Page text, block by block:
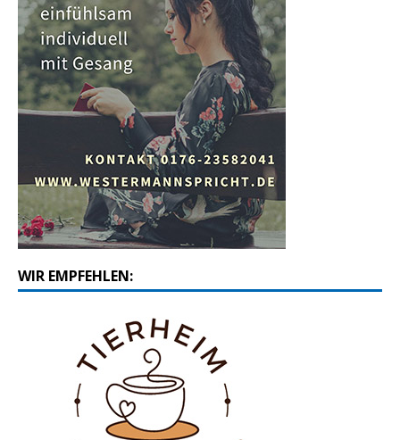
WIR EMPFEHLEN: